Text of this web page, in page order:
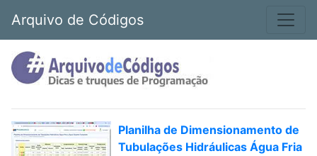
Arquivo de Códigos
Planilha de Dimensionamento de
Tubulações Hidráulicas Água Fria